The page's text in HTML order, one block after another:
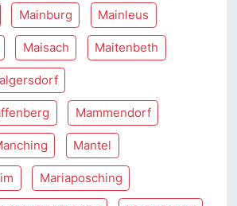
Mainburg Mainleus
Maisach Maitenbeth
Mammendorf
Mantel
Mariaposching